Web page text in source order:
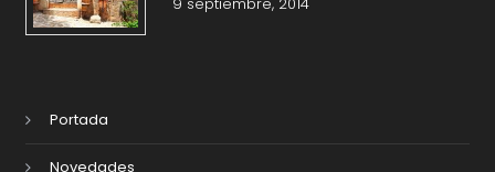
Portada
Novedades